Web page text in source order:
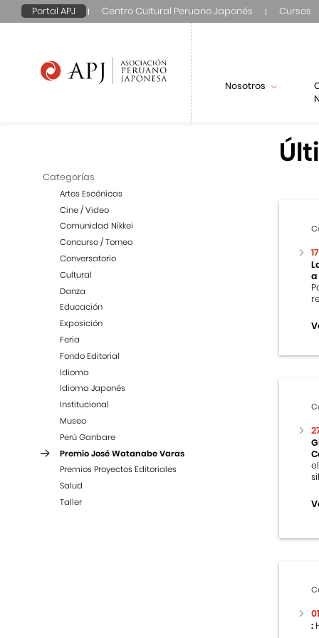
Portal APJ Centro Cultural Peruano Japonés Cursos
Nosotros
Categorías
Artes Escénicas
Cine / Video
Comunidad Nikkei
Concurso / Torneo
Conversatorio
Cultural
Danza
Educación
Exposición
Feria
Fondo Editorial
Idioma
Idioma Japonés
Institucional
Museo
Perú Ganbare
Premio José Watanabe Varas
Premios Proyectos Editoriales
Salud
Taller
a
: